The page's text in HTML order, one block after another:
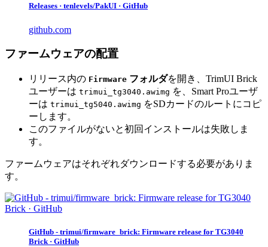
Releases · tenlevels/PakUI · GitHub
github.com
ファームウェアの配置
リリース内の Firmware フォルダを開き、TrimUI Brick
ユーザーは trimui_tg3040.awimg を、Smart Proユーザ
ーは trimui_tg5040.awimg をSDカードのルートにコピ
ーします。
このファイルがないと初回インストールは失敗しま
す。
ファームウェアはそれぞれダウンロードする必要がありま
す。
GitHub - trimui/firmware_brick: Firmware release for TG3040
Brick · GitHub